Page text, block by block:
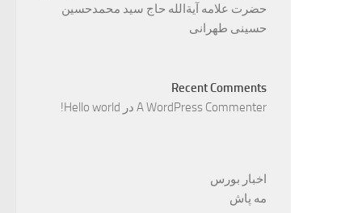
حضرت علامه آیة‌الله حاج سید محمدحسین
حسینی طهرانی
Recent Comments
A WordPress Commenter در Hello world!
اخبار بورس
مه پاش